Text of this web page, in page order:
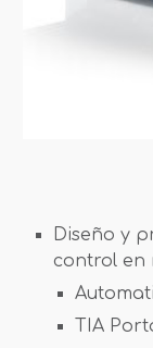
Diseño y
control en
TIA